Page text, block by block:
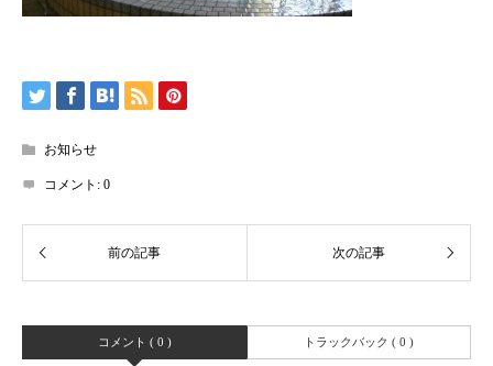
お知らせ
コメント: 0
コメント ( 0 ) トラックバック ( 0 )